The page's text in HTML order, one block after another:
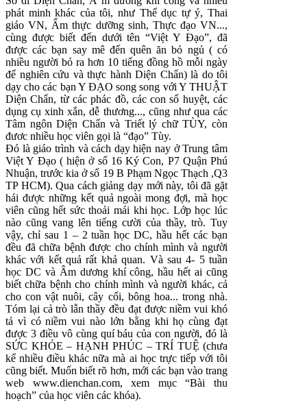
phát minh khác của tôi, như Thể dục tự ý, Thai
giáo VN, Ẩm thực dưỡng sinh, Thực đạo VN...,
cùng được biết đến dưới tên “Việt Y Đạo”, đã
được các bạn say mê đến quên ăn bỏ ngủ ( có
nhiều người bỏ ra hơn 10 tiếng đồng hồ mỗi ngày
để nghiên cứu và thực hành Diện Chẩn) là do tôi
dạy cho các bạn Y ĐẠO song song với Y THUẬT
Diện Chẩn, từ các phác đồ, các con số huyệt, các
dụng cụ xinh xắn, dễ thương..., cũng như qua các
Tâm ngôn Diện Chẩn và Triết lý chữ TÙY, còn
đươc nhiều học viên gọi là “đạo” Tùy.
Đó là giáo trình và cách dạy hiện nay ở Trung tâm
Việt Y Đạo ( hiện ở số 16 Ký Con, P7 Quận Phú
Nhuận, trước kia ở số 19 B Phạm Ngọc Thạch ,Q3
TP HCM). Qua cách giảng dạy mới này, tôi đã gặt
hái được những kết quả ngoài mong đợi, mà học
viên cũng hết sức thoải mái khi học. Lớp học lúc
nào cũng vang lên tiếng cười của thầy, trò. Tuy
vậy, chỉ sau 1 – 2 tuần học DC, hầu hết các bạn
đều đã chữa bệnh được cho chính mình và người
khác với kết quả rất khả quan. Và sau 4- 5 tuần
học DC và Âm dương khí công, hầu hết ai cũng
biết chữa bệnh cho chính mình và người khác, cả
cho con vật nuôi, cây cối, bông hoa... trong nhà.
Tóm lại cả trò lẫn thầy đều đạt được niềm vui khó
tả vì có niềm vui nào lớn bằng khi họ cùng đạt
được 3 điều vô cùng quí báu của con người, đó là
SỨC KHỎE – HẠNH PHÚC – TRÍ TUỆ (chưa
kể nhiều điều khác nữa mà ai học trực tiếp với tôi
cũng biết. Muốn biết rõ hơn, mới các bạn vào trang
web www.dienchan.com, xem mục “Bài thu
hoạch” của học viên các khóa).